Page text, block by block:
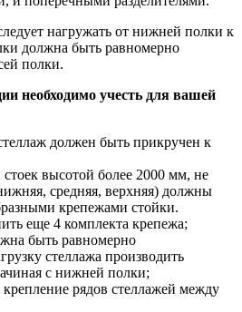
нагружать от нижней полки к
должна быть равномерно
полки.
необходимо учесть для вашей
должен быть прикручен к
высотой более 2000 мм, не
средняя, верхняя) должны
крепежами стойки.
еще 4 комплекта крепежа;
быть равномерно
стеллажа производить
с нижней полки;
крепление рядов стеллажей между